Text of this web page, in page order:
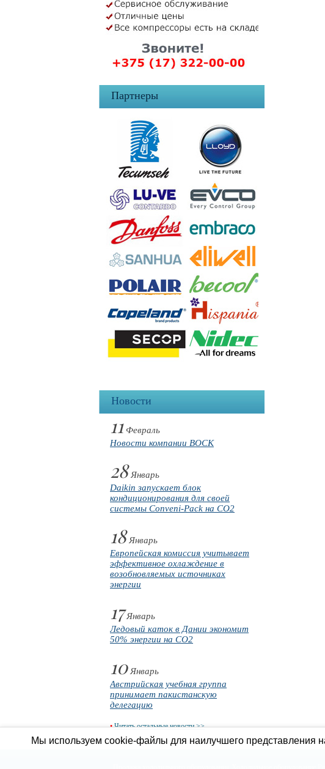
Партнеры
Новости
11 Февраль
Новости компании BOCK
28Январь
Daikin запускает блок
кондиционирования для своей
системы Conveni-Pack на CO2
18Январь
Европейская комиссия учитывает
эффективное охлаждение в
возобновляемых источниках
энергии
17Январь
Ледовый каток в Дании экономит
50% энергии на CO2
10Январь
Австрийская учебная группа
принимает пакистанскую
делегацию
• Читать остальные новости >>
Мы используем cookie-файлы для наилучшего представления